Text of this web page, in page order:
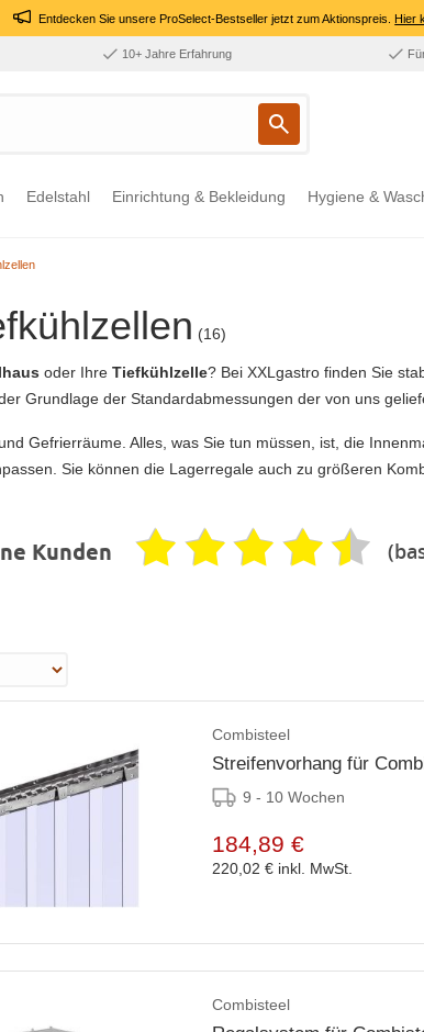
Entdecken Sie unsere ProSelect-Bestseller jetzt zum Aktionspreis.Hier
10+ Jahre Erfahrung
Edelstahl Einrichtung & Bekleidung Hygiene &
(16)
oder Ihre Tiefkühlzelle? Bei XXLgastro finden Sie
Grundlage der Standardabmessungen der von uns
Gefrierräume. Alles, was Sie tun müssen, ist, die
Sie können die Lagerregale auch zu größeren
Kunden
Combisteel
Streifenvorhang für
9 - 10 Wochen
184,89 €
220,02 € inkl. MwSt.
Combisteel